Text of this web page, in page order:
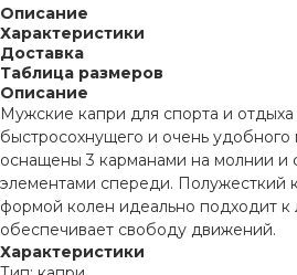
Описание
Характеристики
Доставка
Таблица размеров
Описание
Мужские капри для спорта и отдыха
быстросохнущего и очень удобного
оснащены 3 карманами на молнии и
элементами спереди. Полужесткий
формой колен идеально подходит
обеспечивает свободу движений.
Характеристики